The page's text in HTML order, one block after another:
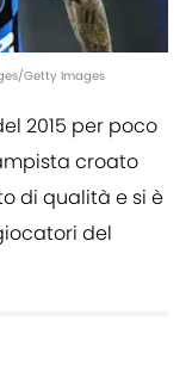
Getty Images
2015 per poco
croato
di qualità e si è
del